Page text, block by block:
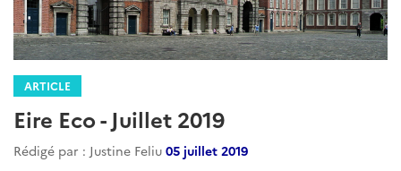
ARTICLE
Eire Eco - Juillet 2019
Rédigé par : Justine Feliu 05 juillet 2019